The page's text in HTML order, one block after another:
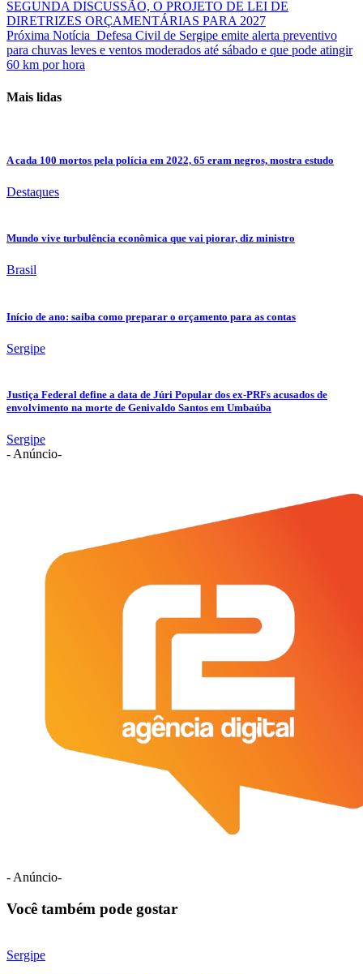
SEGUNDA DISCUSSÃO, O PROJETO DE LEI DE
DIRETRIZES ORÇAMENTÁRIAS PARA 2027
Próxima Notícia Defesa Civil de Sergipe emite alerta preventivo
para chuvas leves e ventos moderados até sábado e que pode atingir
60 km por hora
Mais lidas
A cada 100 mortos pela polícia em 2022, 65 eram negros, mostra estudo
Destaques
Mundo vive turbulência econômica que vai piorar, diz ministro
Brasil
Início de ano: saiba como preparar o orçamento para as contas
Sergipe
Justiça Federal define a data de Júri Popular dos ex-PRFs acusados de
envolvimento na morte de Genivaldo Santos em Umbaúba
Sergipe
- Anúncio-
- Anúncio-
Você também pode gostar
Sergipe